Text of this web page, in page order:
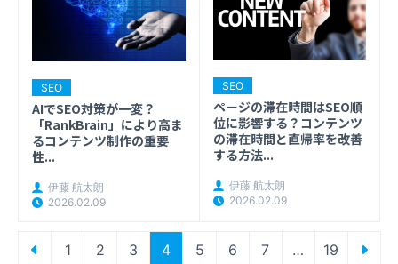
SEO
AIでSEO対策が一変？
「RankBrain」により高ま
るコンテンツ制作の重要
性...
伊藤 航太朗
2026.02.09
SEO
ページの滞在時間はSEO順
位に影響する？コンテンツ
の滞在時間と直帰率を改善
する方法...
伊藤 航太朗
2026.02.09
1 2 3 4 5 6 7 … 19